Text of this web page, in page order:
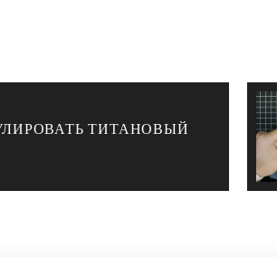
ТИТАНОВЫЙ